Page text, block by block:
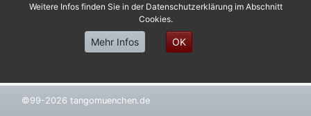
©99-2026 tangomuenchen.de
Weitere Infos finden Sie in der Datenschutzerklärung im Abschnitt
Cookies.
Mehr Infos OK